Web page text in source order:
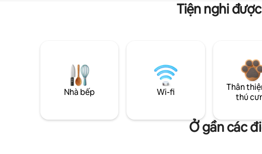
Tiện nghi
Nhà bếp Wi-fi
Thân
thú
Ở gần các